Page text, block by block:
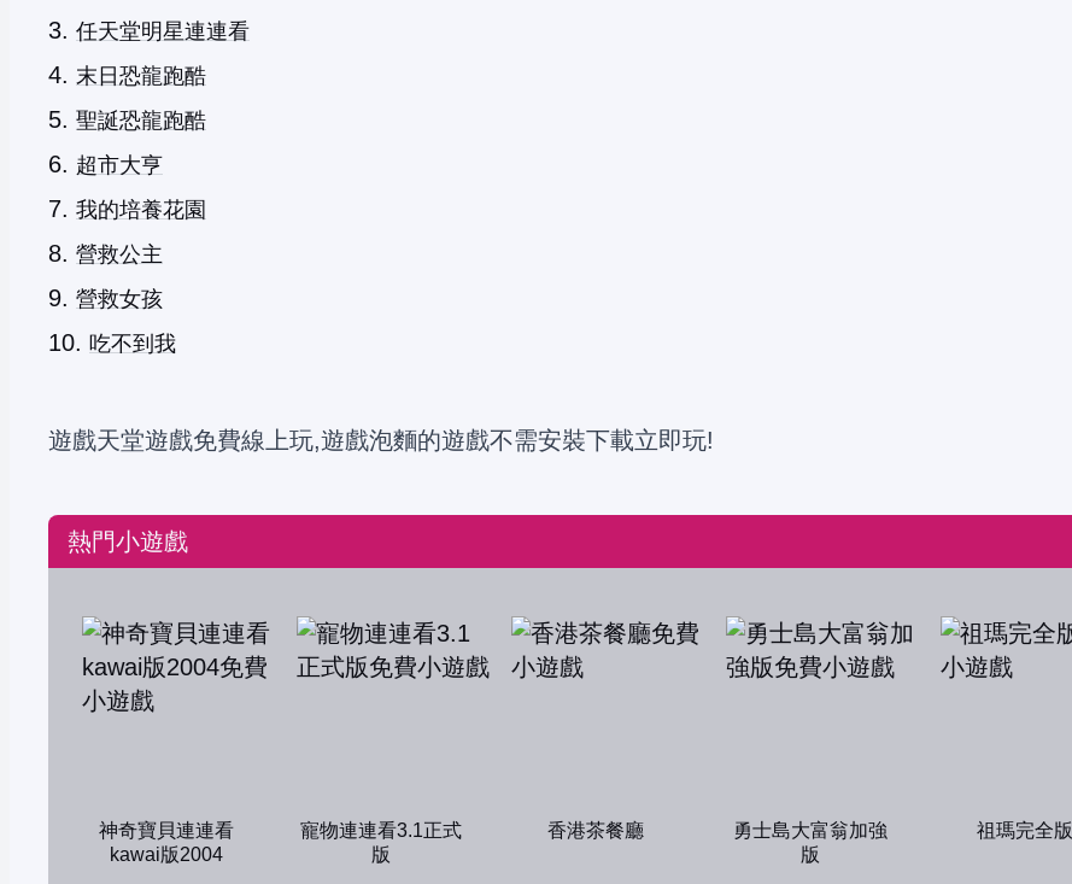
任天堂明星連連看
末日恐龍跑酷
聖誕恐龍跑酷
超市大亨
我的培養花園
營救公主
營救女孩
吃不到我
遊戲天堂遊戲免費線上玩,遊戲泡麵的遊戲不需安裝下載立即玩!
熱門小遊戲
神奇寶貝連連看
kawai版2004
寵物連連看3.1正式
版
香港茶餐廳
勇士島大富翁加強
版
祖瑪完全版